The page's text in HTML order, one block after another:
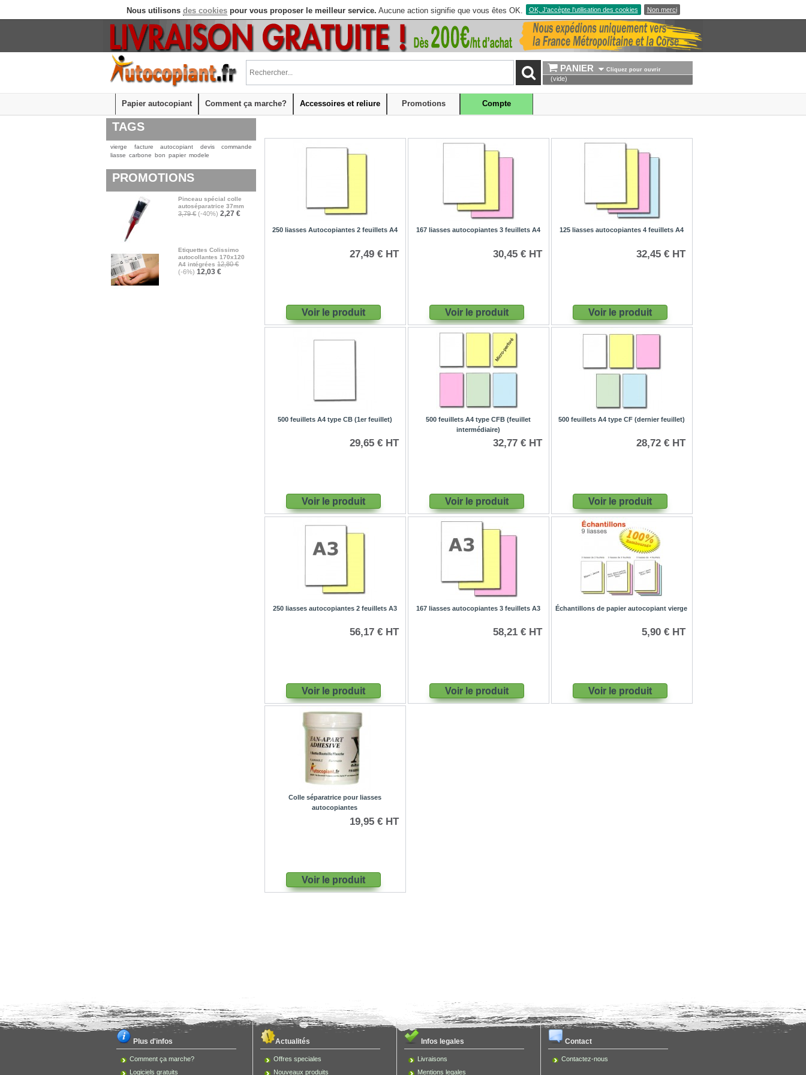
Nous utilisons des cookiespour vous proposer le meilleur service. Aucune action signifie que vous êtes OK. OK, J'accèpte l'utilisation des cookies Non merci
PANIER Cliquez pour ouvrir
(vide)
Papier autocopiant Comment ça marche? Accessoires et reliure Promotions Compte
TAGS
vierge facture autocopiant devis
commande
liasse carbone bon papier modele
PROMOTIONS
Pinceau spécial colle
autoséparatrice 37mm
3,79 € (-40%) 2,27 €
Etiquettes Colissimo
autocollantes 170x120
A4 intégrées 12,80 €
(-6%) 12,03 €
250 liasses Autocopiantes 2 feuillets A4
27,49 € HT
Voir le produit
167 liasses autocopiantes 3 feuillets A4
30,45 € HT
Voir le produit
125 liasses autocopiantes 4 feuillets A4
32,45 € HT
Voir le produit
500 feuillets A4 type CB (1er feuillet)
29,65 € HT
Voir le produit
500 feuillets A4 type CFB (feuillet
intermédiaire)
32,77 € HT
Voir le produit
500 feuillets A4 type CF (dernier feuillet)
28,72 € HT
Voir le produit
250 liasses autocopiantes 2 feuillets A3
56,17 € HT
Voir le produit
167 liasses autocopiantes 3 feuillets A3
58,21 € HT
Voir le produit
Échantillons de papier autocopiant vierge
5,90 € HT
Voir le produit
Colle séparatrice pour liasses
autocopiantes
19,95 € HT
Voir le produit
Plus d'infos
Comment ça marche?
Logiciels gratuits
Actualités
Offres speciales
Nouveaux produits
Infos legales
Livraisons
Mentions legales
Contact
Contactez-nous